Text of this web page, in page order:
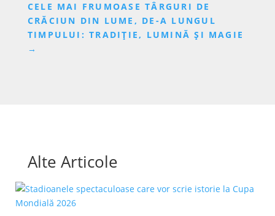
CELE MAI FRUMOASE TÂRGURI DE
CRĂCIUN DIN LUME, DE-A LUNGUL
TIMPULUI: TRADIȚIE, LUMINĂ ȘI MAGIE
→
Alte Articole